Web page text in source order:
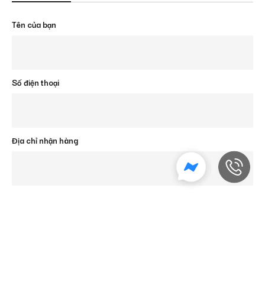
Tên của bạn
Số điện thoại
Địa chỉ nhận hàng